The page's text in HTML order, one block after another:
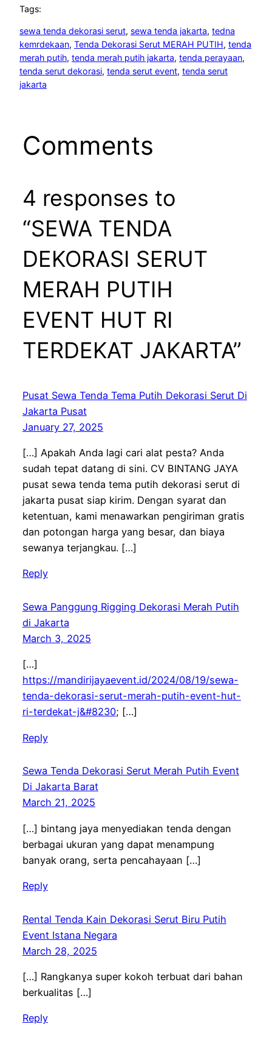
Tags:
sewa tenda dekorasi serut, sewa tenda jakarta, tedna
kemrdekaan, Tenda Dekorasi Serut MERAH PUTIH, tenda
merah putih, tenda merah putih jakarta, tenda perayaan
tenda serut dekorasi, tenda serut event, tenda serut
jakarta
Comments
4 responses to
“SEWA TENDA
DEKORASI SERUT
MERAH PUTIH
EVENT HUT RI
TERDEKAT JAKARTA”
Pusat Sewa Tenda Tema Putih Dekorasi Serut Di
Jakarta Pusat
January 27, 2025
[…] Apakah Anda lagi cari alat pesta? Anda
sudah tepat datang di sini. CV BINTANG JAYA
pusat sewa tenda tema putih dekorasi serut di
jakarta pusat siap kirim. Dengan syarat dan
ketentuan, kami menawarkan pengiriman gratis
dan potongan harga yang besar, dan biaya
sewanya terjangkau. […]
Reply
Sewa Panggung Rigging Dekorasi Merah Putih
di Jakarta
March 3, 2025
[…]
https://mandirijayaevent.id/2024/08/19/sewa-
tenda-dekorasi-serut-merah-putih-event-hut-
ri-terdekat-j&#8230; […]
Reply
Sewa Tenda Dekorasi Serut Merah Putih Event
Di Jakarta Barat
March 21, 2025
[…] bintang jaya menyediakan tenda dengan
berbagai ukuran yang dapat menampung
banyak orang, serta pencahayaan […]
Reply
Rental Tenda Kain Dekorasi Serut Biru Putih
Event Istana Negara
March 28, 2025
[…] Rangkanya super kokoh terbuat dari bahan
berkualitas […]
Reply